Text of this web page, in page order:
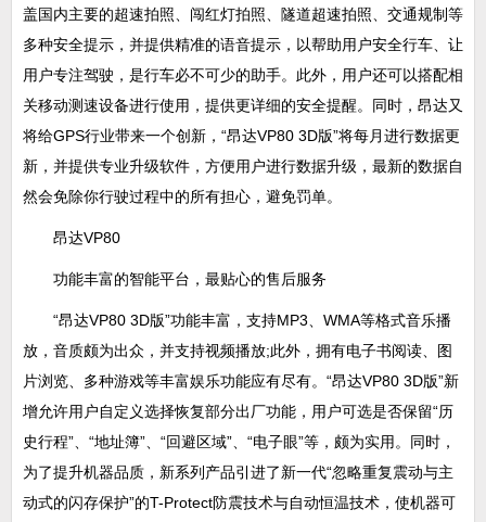
盖国内主要的超速拍照、闯红灯拍照、隧道超速拍照、交通规制等
多种安全提示，并提供精准的语音提示，以帮助用户安全行车、让
用户专注驾驶，是行车必不可少的助手。此外，用户还可以搭配相
关移动测速设备进行使用，提供更详细的安全提醒。同时，昂达又
将给GPS行业带来一个创新，“昂达VP80 3D版”将每月进行数据更
新，并提供专业升级软件，方便用户进行数据升级，最新的数据自
然会免除你行驶过程中的所有担心，避免罚单。
昂达VP80
功能丰富的智能平台，最贴心的售后服务
“昂达VP80 3D版”功能丰富，支持MP3、WMA等格式音乐播
放，音质颇为出众，并支持视频播放;此外，拥有电子书阅读、图
片浏览、多种游戏等丰富娱乐功能应有尽有。“昂达VP80 3D版”新
增允许用户自定义选择恢复部分出厂功能，用户可选是否保留“历
史行程”、“地址簿”、“回避区域”、“电子眼”等，颇为实用。同时，
为了提升机器品质，新系列产品引进了新一代“忽略重复震动与主
动式的闪存保护”的T-Protect防震技术与自动恒温技术，使机器可